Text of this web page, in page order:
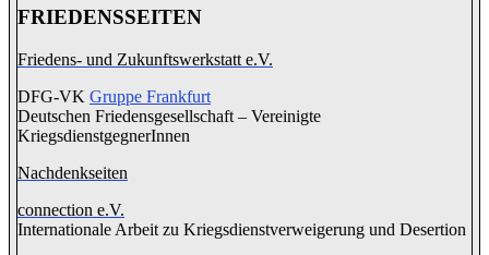
FRIEDENSSEITEN
Friedens- und Zukunftswerkstatt e.V.
DFG-VK Gruppe Frankfurt
Deutschen Friedensgesellschaft – Vereinigte
KriegsdienstgegnerInnen
Nachdenkseiten
connection e.V.
Inter­na­tio­nale Arbeit zu Kriegs­dienst­ver­wei­gerung und Deser­tion